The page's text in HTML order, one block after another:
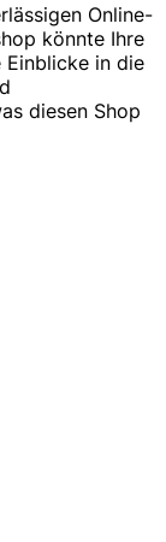
Online-
könnte Ihre
in die
diesen Shop